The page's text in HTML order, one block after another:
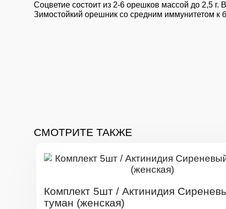
Соцветие состоит из 2-6 орешков массой до 2,5 г.
Зимостойкий орешник со средним иммунитетом к
СМОТРИТЕ ТАКЖЕ
Комплект 5шт / Актинидия
туман (женская)